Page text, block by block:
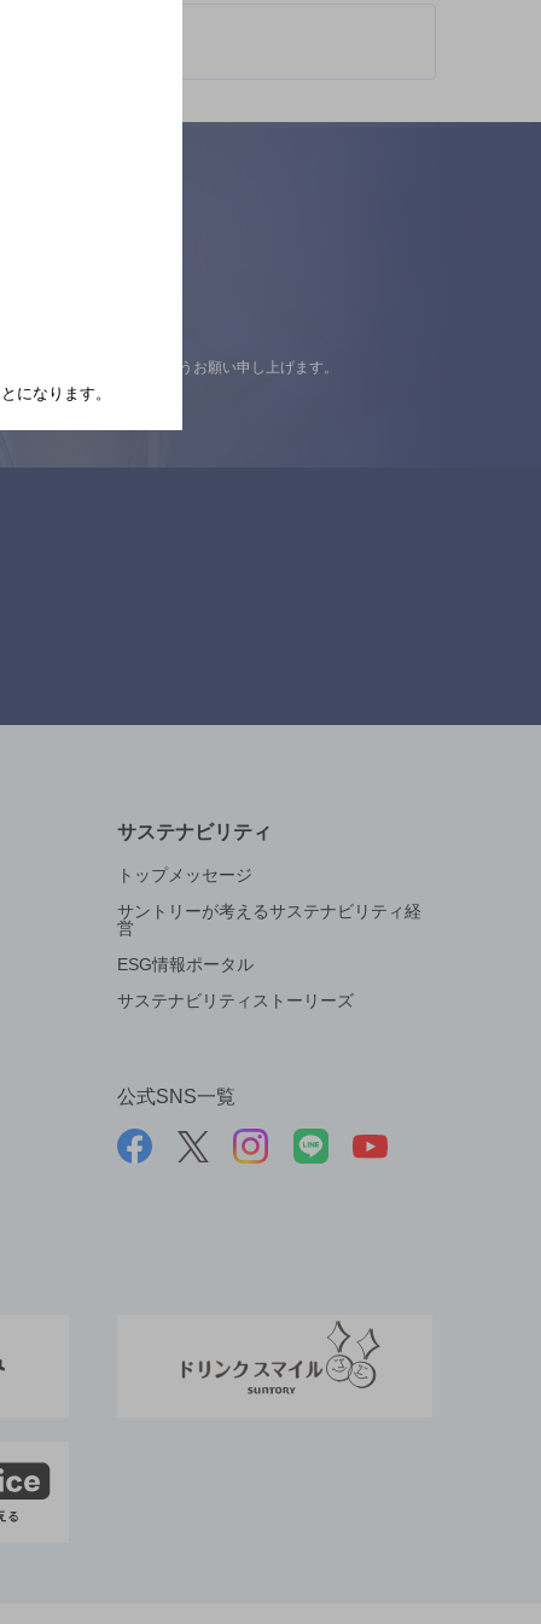
の上ご来店くださいますようお願い申し上げます。
サステナビリティ
トップメッセージ
サントリーが考えるサステナビリティ経
営
ESG情報ポータル
サステナビリティストーリーズ
公式SNS一覧
になります。